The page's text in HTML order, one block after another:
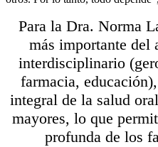
Para la Dra. Norma
más importante del
interdisciplinario
farmacia,
integral de la salud
mayores, lo que
profunda de los